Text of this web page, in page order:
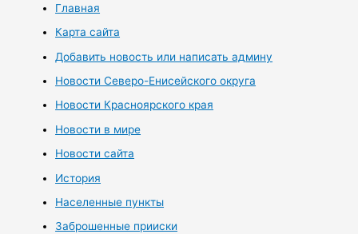
Главная
Карта сайта
Добавить новость или написать админу
Новости Северо-Енисейского округа
Новости Красноярского края
Новости в мире
Новости сайта
История
Населенные пункты
Заброшенные прииски